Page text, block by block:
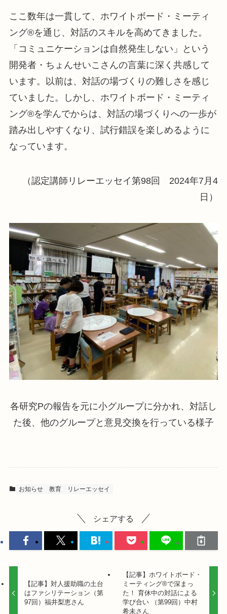
ここ数年は一貫して、ホワイトボード・ミーティ
ング®︎を通じ、対話のスキルを高めてきました。
「コミュニケーションは自然発生しない」という
開発者・ちょんせいこさんの言葉に深く共感して
います。以前は、対話の場づくりの難しさを感じ
ていました。しかし、ホワイトボード・ミーティ
ング®︎を学んでからは、対話の場づくりへの一歩が
踏み出しやすくなり、試行錯誤を楽しめるように
なっています。
（認定講師リレーエッセイ第98回 2024年7月4
日）
各研究Pの報告を元に小グループに分かれ、対話し
た後、他のグループと意見交換を行っている様子
お知らせ 教育 リレーエッセイ
シェアする
【記事】対人援助職の土台
はファシリテーション（第
97回）福井梨恵さん
【記事】ホワイトボード・
ミーティング®︎で深まっ
た！ 育休中の対話による
学び合い （第99回）中村
希未さん